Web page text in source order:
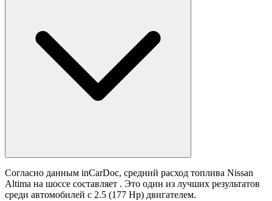
Согласно данным inCarDoc, средний расход топлива Nissan
Altima на шоссе составляет . Это один из лучших результатов
среди автомобилей с 2.5 (177 Hp) двигателем.